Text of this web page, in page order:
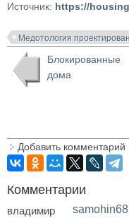
Источник: https://
Медотология
Блокированные
дома
Добавить комментарий
Комментарии
владимир